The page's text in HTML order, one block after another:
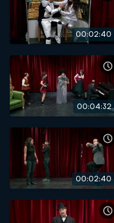
00:02:40
00:04:32
00:02:40